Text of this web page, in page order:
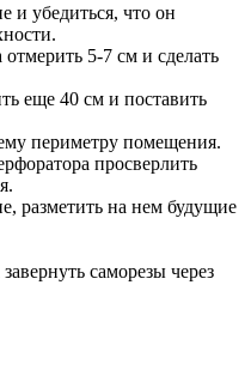
и убедиться, что он
5-7 см и сделать
еще 40 см и поставить
периметру помещения.
просверлить
разметить на нем будущие
саморезы через